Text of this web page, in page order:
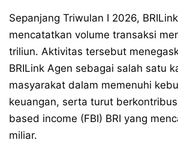
Sepanjang Triwulan I 2026,
mencatatkan volume transaksi
triliun. Aktivitas tersebut
BRILink Agen sebagai salah satu
masyarakat dalam memenuhi
keuangan, serta turut
based income (FBI) BRI yang
miliar.